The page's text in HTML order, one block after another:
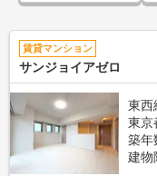
賃貸マンション
サンジョイアゼロ
東西
東京
築年
建物